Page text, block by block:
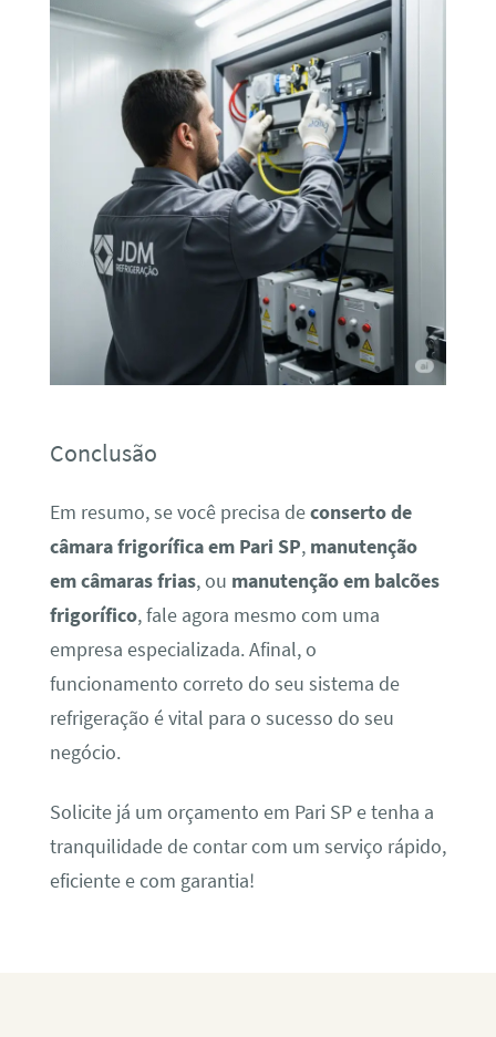
Conclusão
Em resumo, se você precisa deconserto de
câmara frigorífica em Pari SP, manutenção
em câmaras frias, ou manutenção em balcões
frigorífico, fale agora mesmo com uma
empresa especializada. Afinal, o
funcionamento correto do seu sistema de
refrigeração é vital para o sucesso do seu
negócio.
Solicite já um orçamento em Pari SP e tenha a
tranquilidade de contar com um serviço rápido,
eficiente e com garantia!